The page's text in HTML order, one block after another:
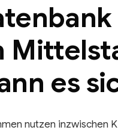
es
nutzen inzwischen